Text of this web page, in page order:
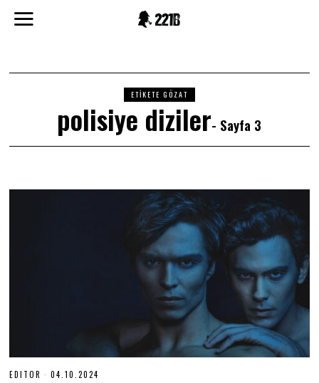
ETIKETE GÖZAT
polisiye diziler- Sayfa 3
EDITOR 04.10.2024